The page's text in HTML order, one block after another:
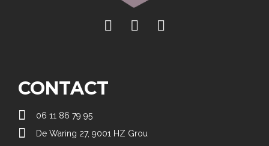
CONTACT
 06 11 86 79 95

De Waring 27, 9001 HZ Grou